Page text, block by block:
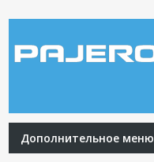
Дополнительное меню